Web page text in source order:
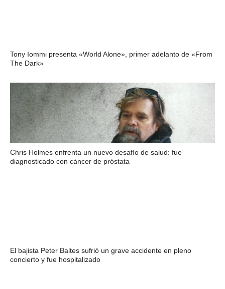
Tony Iommi presenta «World Alone», primer adelanto de «From
The Dark»
Chris Holmes enfrenta un nuevo desafío de salud: fue
diagnosticado con cáncer de próstata
El bajista Peter Baltes sufrió un grave accidente en pleno
concierto y fue hospitalizado